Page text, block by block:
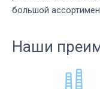
большой
Наши